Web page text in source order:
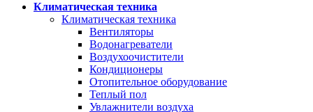
Климатическая техника
Климатическая техника
Вентиляторы
Водонагреватели
Воздухоочистители
Кондиционеры
Отопительное оборудование
Теплый пол
Увлажнители воздуха